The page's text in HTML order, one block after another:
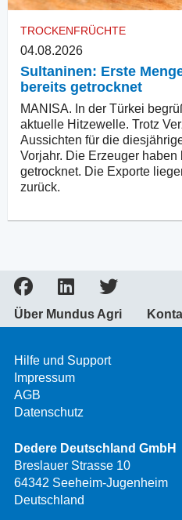
TROCKENFRÜCHTE
04.08.2026
Sultaninen: Erste
bereits getrocknet
MANISA. In der Türkei
aktuelle Hitzewelle. Trotz
Aussichten für die
Vorjahr. Die Erzeuger
getrocknet. Die Exporte
zurück.
Über Mundus Agri
Hilfe und Support
Impressum
AGB
Datenschutz
Dedere Deutschland GmbH
Breslauer Strasse 10
64342 Seeheim-Jugenheim
Deutschland